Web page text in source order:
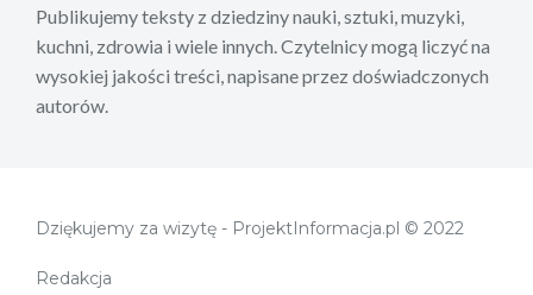
Publikujemy teksty z dziedziny nauki, sztuki, muzyki,
kuchni, zdrowia i wiele innych. Czytelnicy mogą liczyć na
wysokiej jakości treści, napisane przez doświadczonych
autorów.
Dziękujemy za wizytę - ProjektInformacja.pl © 2022
Redakcja